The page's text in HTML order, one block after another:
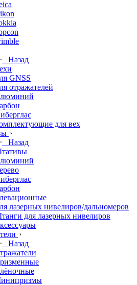
Назад
GNSS
отражателей
для вех
Назад
лазерных нивелиров/дальномеров
для лазерных нивелиров
Назад